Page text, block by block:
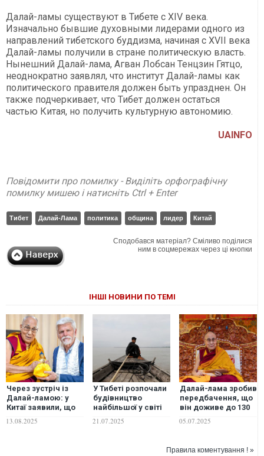
Далай-ламы существуют в Тибете с XIV века.
Изначально бывшие духовными лидерами одного из
направлений тибетского буддизма, начиная с XVII века
Далай-ламы получили в стране политическую власть.
Нынешний Далай-лама, Агван Лобсан Тенцзин Гятцо,
неоднократно заявлял, что институт Далай-ламы как
политического правителя должен быть упразднен. Он
также подчеркивает, что Тибет должен остаться
частью Китая, но получить культурную автономию.
UAINFO
Повідомити про помилку - Виділіть орфографічну
помилку мишею і натисніть Ctrl + Enter
Тибет Далай-Лама политика община лидер Китай
Сподобався матеріал? Сміливо поділися
ним в соцмережах через ці кнопки
ІНШІ НОВИНИ ПО ТЕМІ
Через зустріч із
Далай-ламою: у
Китаї заявили, що
контакти" з
13.08.2025
У Тибеті розпочали
будівництво
найбільшої у світі
21.07.2025
Далай-лама зробив
передбачення, що
він доживе до 130
05.07.2025
Правила коментування ! »